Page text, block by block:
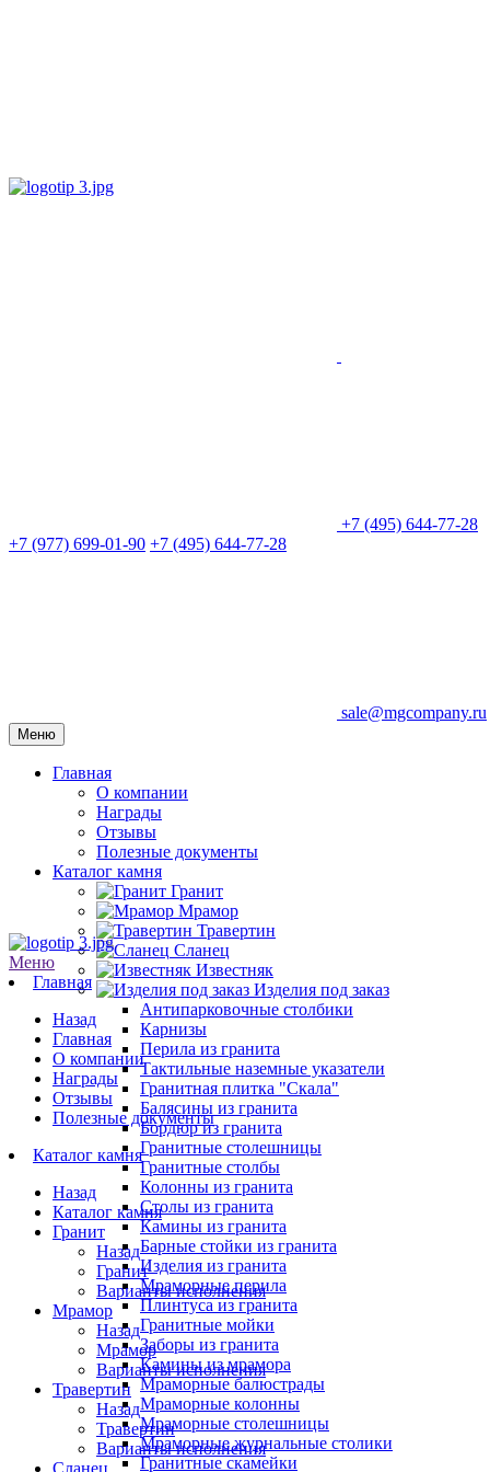
+7 (495) 644-77-28
+7 (977) 699-01-90 +7 (495) 644-77-28
sale@mgcompany.ru
Меню
Главная
О компании
Награды
Отзывы
Полезные документы
Каталог камня
Гранит
Мрамор
Травертин
Сланец
Известняк
Изделия под заказ
Антипарковочные столбики
Карнизы
Перила из гранита
Тактильные наземные указатели
Гранитная плитка "Скала"
Балясины из гранита
Бордюр из гранита
Гранитные столешницы
Гранитные столбы
Колонны из гранита
Столы из гранита
Камины из гранита
Барные стойки из гранита
Изделия из гранита
Мраморные перила
Плинтуса из гранита
Гранитные мойки
Заборы из гранита
Камины из мрамора
Мраморные балюстрады
Мраморные колонны
Мраморные столешницы
Мраморные журнальные столики
Гранитные скамейки
Меню
Главная
Назад
Главная
О компании
Награды
Отзывы
Полезные документы
Каталог камня
Назад
Каталог камня
Гранит
Назад
Гранит
Варианты исполнения
Мрамор
Назад
Мрамор
Варианты исполнения
Травертин
Назад
Травертин
Варианты исполнения
Сланец